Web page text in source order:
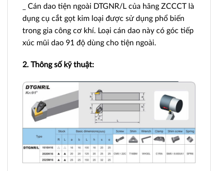
_ Cán dao tiện ngoài DTGNR/L của hãng ZCCCT là
dụng cụ cắt gọt kim loại được sử dụng phổ biến
trong gia công cơ khí. Loại cán dao này có góc tiếp
xúc mũi dao 91 độ dùng cho tiện ngoài.
2. Thông số kỹ thuật: